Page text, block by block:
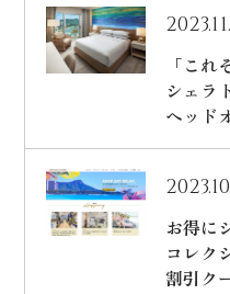
「こ
シェラ
ヘッド
お得に
コレク
割引ク
シェラト
5つの特徴
よくあるご質問
出発日
2026年8月28日(金)
2026年9月01日(火)
泊数
0名/添